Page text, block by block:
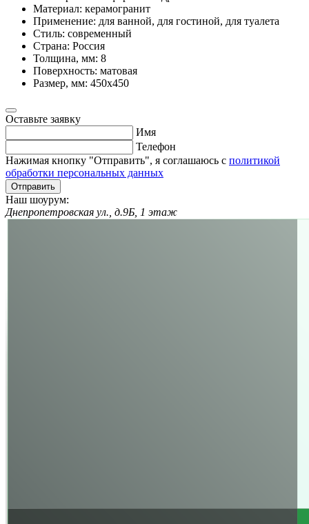
Материал: керамогранит
Применение: для ванной, для гостиной, для туалета
Стиль: современный
Страна: Россия
Толщина, мм: 8
Поверхность: матовая
Размер, мм: 450x450
Оставьте заявку
Имя
Телефон
Нажимая кнопку "Отправить", я соглашаюсь с политикой
обработки персональных данных
Отправить
Наш шоурум:
Днепропетровская ул., д.9Б, 1 этаж